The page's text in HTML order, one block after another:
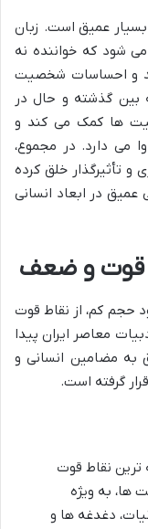
بسیار عمیق است. زبان
می شود که خواننده نه
کند و احساسات شخصیت
بین گذشته و حال در
ها کمک می کند و
می دارد. در مجموع،
تأثیرگذار خلق کرده
در ابعاد انسانی
قوت و ضعف
حجم کم، از نقاط قوت
معاصر ایران پیدا
به مضامین انسانی و
گرفته است.
ترین نقاط قوت
ها، به ویژه
دغدغه ها و